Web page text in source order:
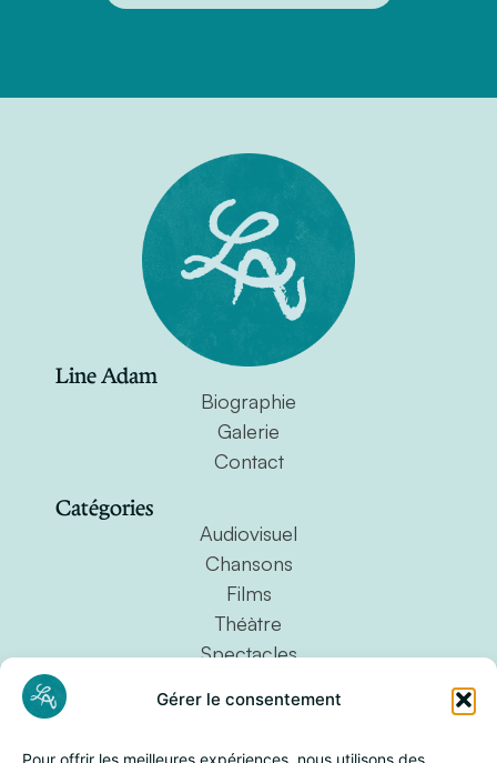
Gérer le consentement
Pour offrir les meilleures expériences, nous utilisons des
Line Adam
Biographie
Galerie
Contact
Catégories
Audiovisuel
Chansons
Films
Théàtre
Spectacles
Projets personnels